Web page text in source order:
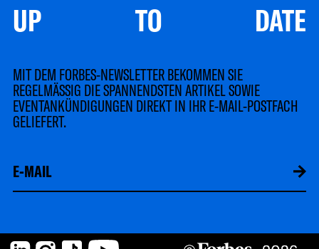
UP TO DATE
MIT DEM FORBES-NEWSLETTER BEKOMMEN SIE
REGELMÄSSIG DIE SPANNENDSTEN ARTIKEL SOWIE
EVENTANKÜNDIGUNGEN DIREKT IN IHR E-MAIL-POSTFACH
GELIEFERT.
LinkedInInstagram
TikTok